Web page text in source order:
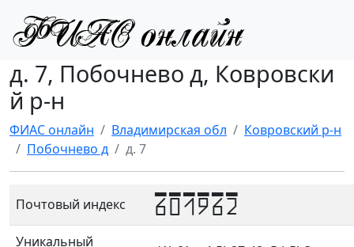
д. 7, Побочнево д, Ковровски
й р-н
ФИАС онлайн Владимирская обл
Ковровский р-н
Побочнево д
д. 7
Почтовый индекс 601962
Уникальный